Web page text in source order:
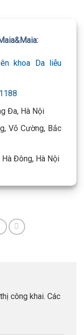
khoa Da liễu
Đa, Hà Nội
Võ Cường, Bắc
Đông, Hà Nội
công khai. Các